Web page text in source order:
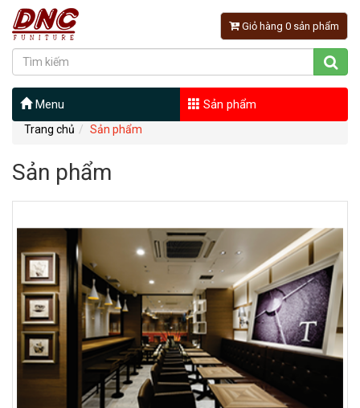
Giỏ hàng 0 sản phẩm
Menu Sản phẩm
Trang chủ Sản phẩm
Sản phẩm